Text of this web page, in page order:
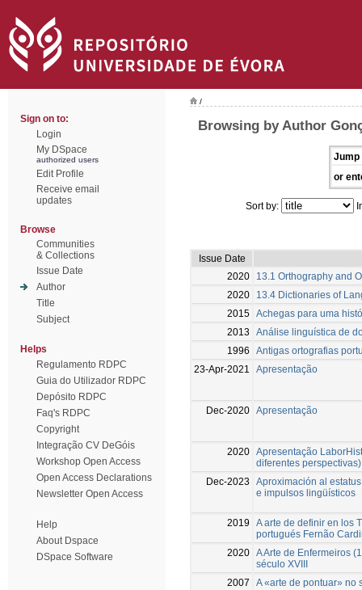
Sign on to:
Login
My DSpace
authorized users
Edit Profile
Receive email
updates
Browse
Communities
& Collections
Issue Date
Author
Title
Subject
Helps
Regulamento RDPC
Guia do Utilizador RDPC
Depósito RDPC
Faq's RDPC
Copyright
Integração CV DeGóis
Workshop Open Access
Open Access Declarations
Newsletter Open Access
Help
About Dspace
DSpace Software
/
Browsing by Author
Jump
or
Sort by:
Issue Date
2020
13.1 Orthography and
2020
13.4 Dictionaries of
2015 Achegas para uma
2013
Análise linguística de
1996
Antigas ortografias
23-Apr-2021
Apresentação
Dec-2020 Apresentação
2020 Apresentação
diferentes perspectivas)
Dec-2023
Aproximación al
e impulsos lingüísticos
2019
A arte de definir en los
portugués Fernão
2020 A Arte de Enfermeiros
século XVIII
2007
A «arte de pontuar» no